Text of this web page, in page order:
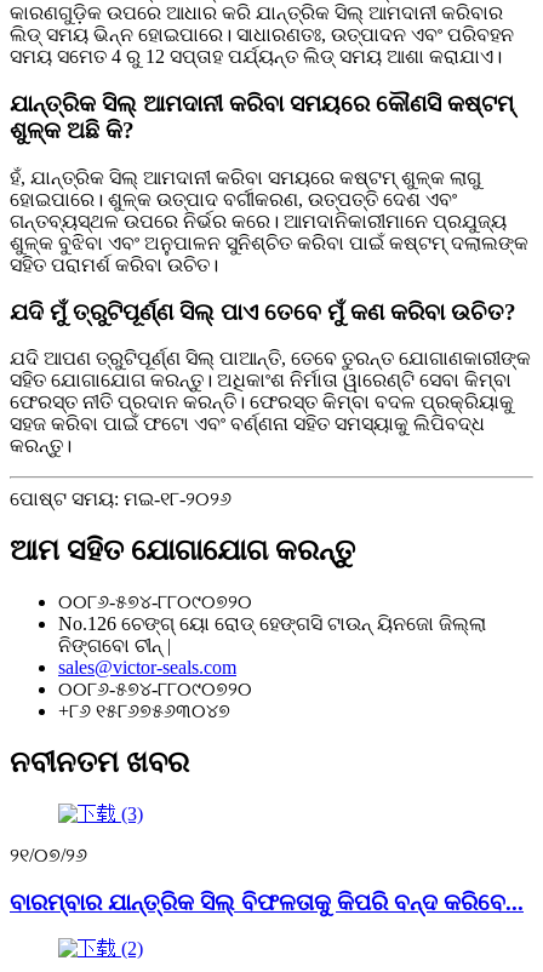
କାରଣଗୁଡ଼ିକ ଉପରେ ଆଧାର କରି ଯାନ୍ତ୍ରିକ ସିଲ୍ ଆମଦାନୀ କରିବାର
ଲିଡ୍ ସମୟ ଭିନ୍ନ ହୋଇପାରେ। ସାଧାରଣତଃ, ଉତ୍ପାଦନ ଏବଂ ପରିବହନ
ସମୟ ସମେତ 4 ରୁ 12 ସପ୍ତାହ ପର୍ଯ୍ୟନ୍ତ ଲିଡ୍ ସମୟ ଆଶା କରାଯାଏ।
ଯାନ୍ତ୍ରିକ ସିଲ୍ ଆମଦାନୀ କରିବା ସମୟରେ କୌଣସି କଷ୍ଟମ୍
ଶୁଳ୍କ ଅଛି କି?
ହଁ, ଯାନ୍ତ୍ରିକ ସିଲ୍ ଆମଦାନୀ କରିବା ସମୟରେ କଷ୍ଟମ୍ ଶୁଳ୍କ ଲାଗୁ
ହୋଇପାରେ। ଶୁଳ୍କ ଉତ୍ପାଦ ବର୍ଗୀକରଣ, ଉତ୍ପତ୍ତି ଦେଶ ଏବଂ
ଗନ୍ତବ୍ୟସ୍ଥଳ ଉପରେ ନିର୍ଭର କରେ। ଆମଦାନିକାରୀମାନେ ପ୍ରଯୁଜ୍ୟ
ଶୁଳ୍କ ବୁଝିବା ଏବଂ ଅନୁପାଳନ ସୁନିଶ୍ଚିତ କରିବା ପାଇଁ କଷ୍ଟମ୍ ଦଲାଲଙ୍କ
ସହିତ ପରାମର୍ଶ କରିବା ଉଚିତ।
ଯଦି ମୁଁ ତ୍ରୁଟିପୂର୍ଣ୍ଣ ସିଲ୍ ପାଏ ତେବେ ମୁଁ କଣ କରିବା ଉଚିତ?
ଯଦି ଆପଣ ତ୍ରୁଟିପୂର୍ଣ୍ଣ ସିଲ୍ ପାଆନ୍ତି, ତେବେ ତୁରନ୍ତ ଯୋଗାଣକାରୀଙ୍କ
ସହିତ ଯୋଗାଯୋଗ କରନ୍ତୁ। ଅଧିକାଂଶ ନିର୍ମାତା ୱାରେଣ୍ଟି ସେବା କିମ୍ବା
ଫେରସ୍ତ ନୀତି ପ୍ରଦାନ କରନ୍ତି। ଫେରସ୍ତ କିମ୍ବା ବଦଳ ପ୍ରକ୍ରିୟାକୁ
ସହଜ କରିବା ପାଇଁ ଫଟୋ ଏବଂ ବର୍ଣ୍ଣନା ସହିତ ସମସ୍ୟାକୁ ଲିପିବଦ୍ଧ
କରନ୍ତୁ।
ପୋଷ୍ଟ ସମୟ: ମଇ-୧୮-୨୦୨୬
ଆମ ସହିତ ଯୋଗାଯୋଗ କରନ୍ତୁ
୦୦୮୬-୫୭୪-୮୮୦୯୦୭୨୦
No.126 ଚେଙ୍ଗ୍ ୟୋ ରୋଡ୍ ହେଙ୍ଗସି ଟାଉନ୍ ୟିନଜୋ ଜିଲ୍ଲା
ନିଙ୍ଗବୋ ଚୀନ୍ |
sales@victor-seals.com
୦୦୮୬-୫୭୪-୮୮୦୯୦୭୨୦
+୮୬ ୧୫୮୬୭୫୬୩୦୪୭
ନବୀନତମ ଖବର
୨୧/୦୭/୨୬
ବାରମ୍ବାର ଯାନ୍ତ୍ରିକ ସିଲ୍ ବିଫଳତାକୁ କିପରି ବନ୍ଦ କରିବେ...